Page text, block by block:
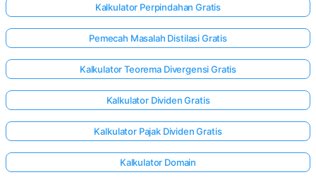
di sini!
Kalkulator Perpindahan Gratis
Pemecah Masalah Distilasi Gratis
Kalkulator Teorema Divergensi Gratis
Kalkulator Dividen Gratis
Kalkulator Pajak Dividen Gratis
Kalkulator Domain